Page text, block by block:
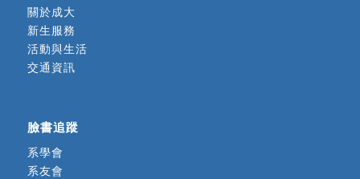
關於成大
新生服務
活動與生活
交通資訊
臉書追蹤
系學會
系友會